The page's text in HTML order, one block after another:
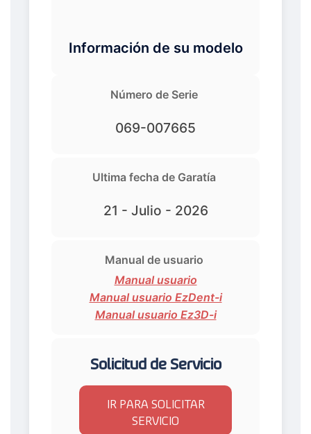
Información de su modelo
Número de Serie
069-007665
Ultima fecha de Garatía
21 - Julio - 2026
Manual de usuario
Manual usuario
Manual usuario EzDent-i
Manual usuario Ez3D-i
Solicitud de Servicio
IR PARA SOLICITAR
SERVICIO